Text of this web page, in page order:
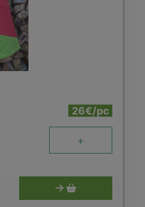
26€/pc
+